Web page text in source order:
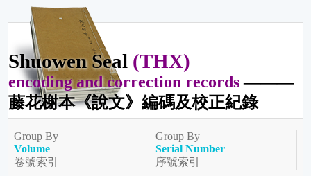
Shuowen Seal (THX)
encoding and correction records ———
藤花榭本《說文》編碼及校正紀錄
Group By
Volume
卷號索引
Group By
Serial Number
序號索引